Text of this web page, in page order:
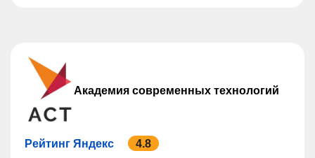
Академия современных технологий
Рейтинг Яндекс 4.8